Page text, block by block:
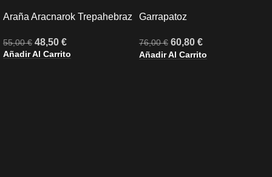
Araña Aracnarok Trepahebraz
55,00€ 48,50 €
Añadir Al Carrito
Garrapatoz
76,00€ 60,80 €
Añadir Al Carrito